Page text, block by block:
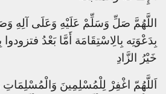
اللَّهُمَّ صَلِّ وَسَلِّمْ عَلَيْهِ وَعَلَى آلِهِ
بِدَعْوَتِه بِالِاسْتِقَامَة أَمَّا بَعْدُ
خَيْرُ الزَّادِ
اَللَّهُمّ اغْفِرْ لِلْمُسْلِمِينَ وَالْمُسْلِمَاتِ